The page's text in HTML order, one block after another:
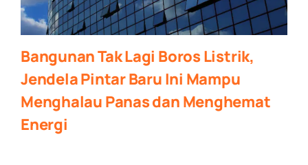
Bangunan Tak Lagi Boros Listrik,
Jendela Pintar Baru Ini Mampu
Menghalau Panas dan Menghemat
Energi